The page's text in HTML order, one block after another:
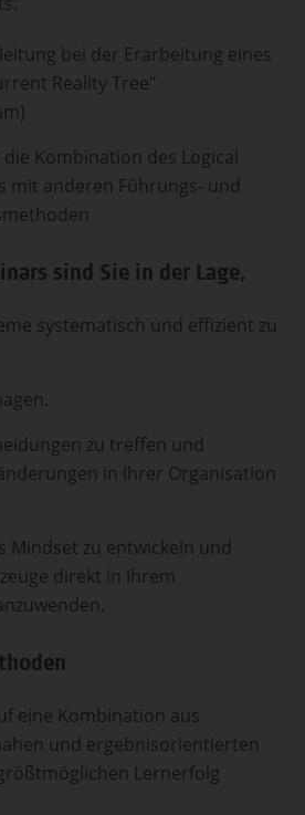
bei der Erarbeitung eines
Reality Tree"
Kombination des Logical
mit anderen Führungs- und
sind Sie in der Lage,
systematisch und effizient zu
zu treffen und
in Ihrer Organisation
Mindset zu entwickeln und
direkt in Ihrem
eine Kombination aus
und ergebnisorientierten
Lernerfolg